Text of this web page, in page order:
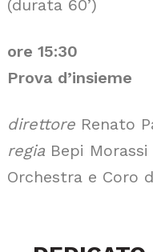
(durata 60’)
ore 15:30
Prova d’insieme
direttore Renato
regia Bepi Morassi
Orchestra e Coro